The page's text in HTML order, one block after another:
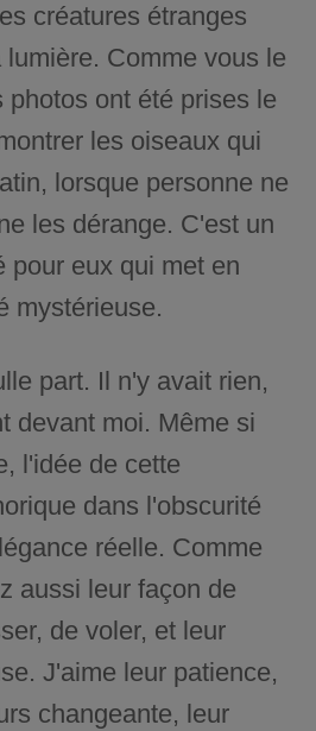
créatures étranges
Comme vous le
photos ont été prises le
les oiseaux qui
lorsque personne ne
les dérange. C'est un
pour eux qui met en
mystérieuse.
part. Il n'y avait rien,
devant moi. Même si
l'idée de cette
dans l'obscurité
réelle. Comme
aussi leur façon de
de voler, et leur
J'aime leur patience,
changeante, leur